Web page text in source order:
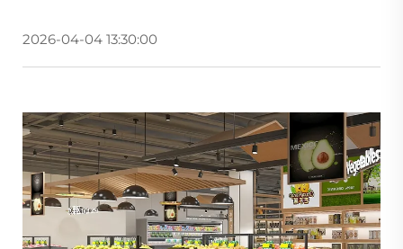
2026-04-04 13:30:00